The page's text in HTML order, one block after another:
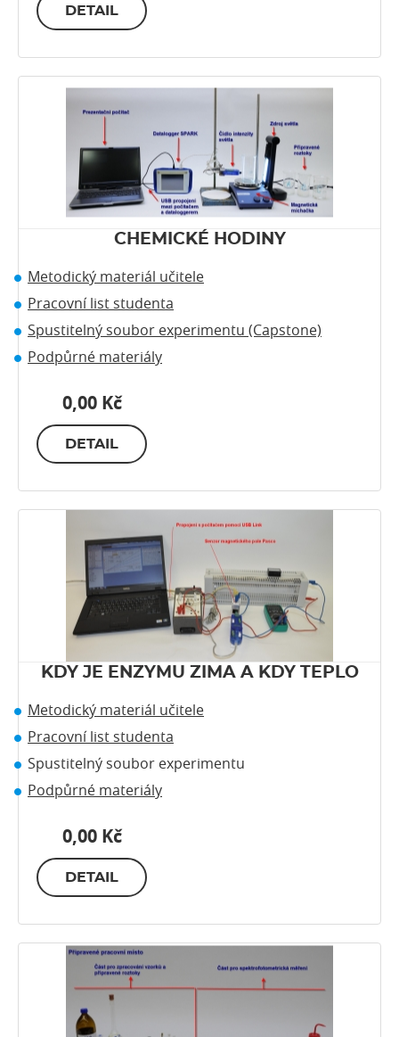
DETAIL
CHEMICKÉ HODINY
Metodický materiál učitele
Pracovní list studenta
Spustitelný soubor experimentu (Capstone)
Podpůrné materiály
0,00 Kč
DETAIL
KDY JE ENZYMU ZIMA A KDY TEPLO
Metodický materiál učitele
Pracovní list studenta
Spustitelný soubor experimentu
Podpůrné materiály
0,00 Kč
DETAIL